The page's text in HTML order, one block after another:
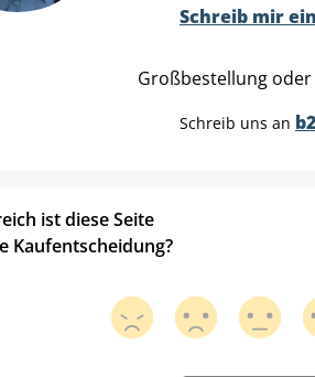
Schreib mir
Großbestellung
Schreib uns an
ist diese Seite
Kaufentscheidung?